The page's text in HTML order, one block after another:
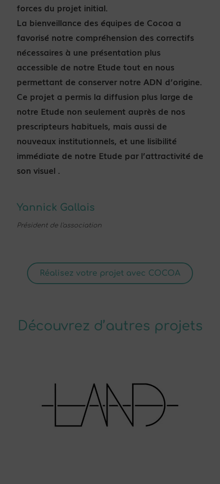
forces du projet initial.
La bienveillance des équipes de Cocoa a
favorisé notre compréhension des correctifs
nécessaires à une présentation plus
accessible de notre Etude tout en nous
permettant de conserver notre ADN d’origine.
Ce projet a permis la diffusion plus large de
notre Etude non seulement auprès de nos
prescripteurs habituels, mais aussi de
nouveaux institutionnels, et une lisibilité
immédiate de notre Etude par l’attractivité de
son visuel .
Yannick Gallais
Président de l'association
Réalisez votre projet avec COCOA
Découvrez d’autres projets